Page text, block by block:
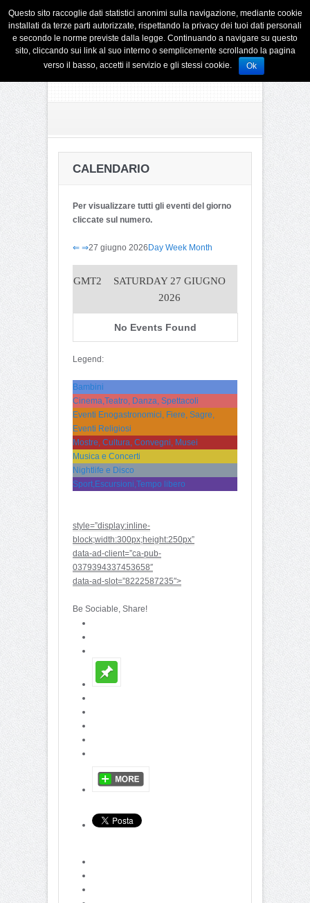
CALENDARIO
Per visualizzare tutti gli eventi del giorno
cliccate sul numero.
⇐ ⇒27 giugno 2026Day Week Month
GMT2
SATURDAY 27 GIUGNO
2026
No Events Found
Legend:
Bambini
Cinema,Teatro, Danza, Spettacoli
Eventi Enogastronomici, Fiere, Sagre,
Eventi Religiosi
Mostre, Cultura, Convegni, Musei
Musica e Concerti
Nightlife e Disco
Sport,Escursioni,Tempo libero
style=”display:inline-
block;width:300px;height:250px”
data-ad-client=”ca-pub-
0379394337453658″
data-ad-slot=”8222587235″>
Be Sociable, Share!
Questo sito raccoglie dati statistici anonimi sulla navigazione, mediante cookie
installati da terze parti autorizzate, rispettando la privacy dei tuoi dati personali
e secondo le norme previste dalla legge. Continuando a navigare su questo
sito, cliccando sui link al suo interno o semplicemente scrollando la pagina
verso il basso, accetti il servizio e gli stessi cookie.
Ok